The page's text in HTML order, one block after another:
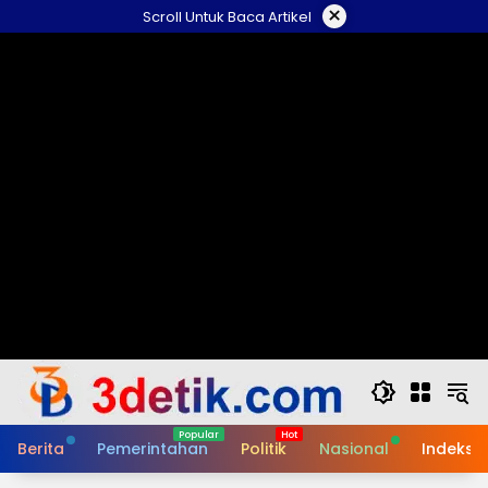
to
Scroll Untuk Baca Artikel ×
Berita Pemerintahan Politik Nasional Indeks